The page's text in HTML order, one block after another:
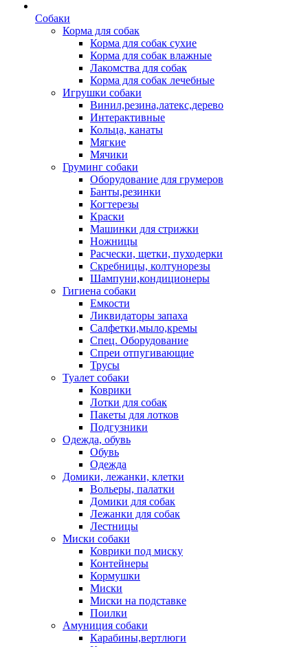
Собаки
Корма для собак
Корма для собак сухие
Корма для собак влажные
Лакомства для собак
Корма для собак лечебные
Игрушки собаки
Винил,резина,латекс,дерево
Интерактивные
Кольца, канаты
Мягкие
Мячики
Груминг собаки
Оборудование для грумеров
Банты,резинки
Когтерезы
Краски
Машинки для стрижки
Ножницы
Расчески, щетки, пуходерки
Скребницы, колтунорезы
Шампуни,кондиционеры
Гигиена собаки
Емкости
Ликвидаторы запаха
Салфетки,мыло,кремы
Спец. Оборудование
Спреи отпугивающие
Трусы
Туалет собаки
Коврики
Лотки для собак
Пакеты для лотков
Подгузники
Одежда, обувь
Обувь
Одежда
Домики, лежанки, клетки
Вольеры, палатки
Домики для собак
Лежанки для собак
Лестницы
Миски собаки
Коврики под миску
Контейнеры
Кормушки
Миски
Миски на подставке
Поилки
Амуниция собаки
Карабины,вертлюги